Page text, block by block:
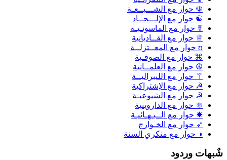
☫ حوار مع الشـــيــعـة
☯ حوار مع الإلـــحــاد
☤ حوار مع الماسونـيـة
♕ حوار مع القــاديانية
ʊ حوار مع المعــتزلــة
⌘ حوار مع الصوفـية
☮ حوار مع العلمــانية
⚚ حوار مع الليبراليــة
☭ حوار مع الإشتراكية
☭ حوار مع الشيوعيـة
⚛ حوار مع الداروينية
✸ حوار مع الــبـهـائيـة
➶ حوار مع الخـوارج
◑ حوار مع منكري السنة
وردود